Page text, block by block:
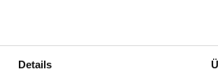
Details
Funkschalter mit vier
mit einem elektrodynamischen